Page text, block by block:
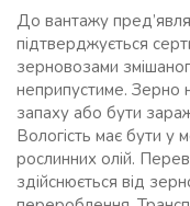
До вантажу
підтверджується
зерновозами
неприпустиме. Зерно
запаху або бути
Вологість має бути у
рослинних олій.
здійснюється від